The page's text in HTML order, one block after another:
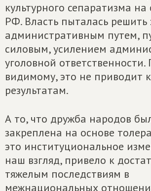
культурного сепаратизма
РФ. Власть пыталась решить
административным путем,
силовым, усилением
уголовной ответственности.
видимому, это не приводит
результатам.
А то, что дружба народов
закреплена на основе
это институциональное
наш взгляд, привело к
тяжелым последствиям в
межнациональных